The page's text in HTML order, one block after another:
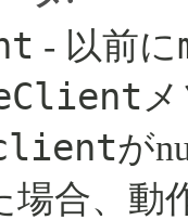
- 以前に
が
場合、動